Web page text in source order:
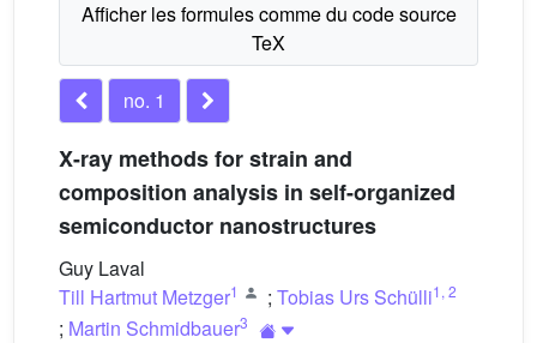
no. 1
X-ray methods for strain and
composition analysis in self-organized
semiconductor nanostructures
Guy Laval
Till Hartmut Metzger1 ; Tobias Urs Schülli1 , 2
; Martin Schmidbauer3